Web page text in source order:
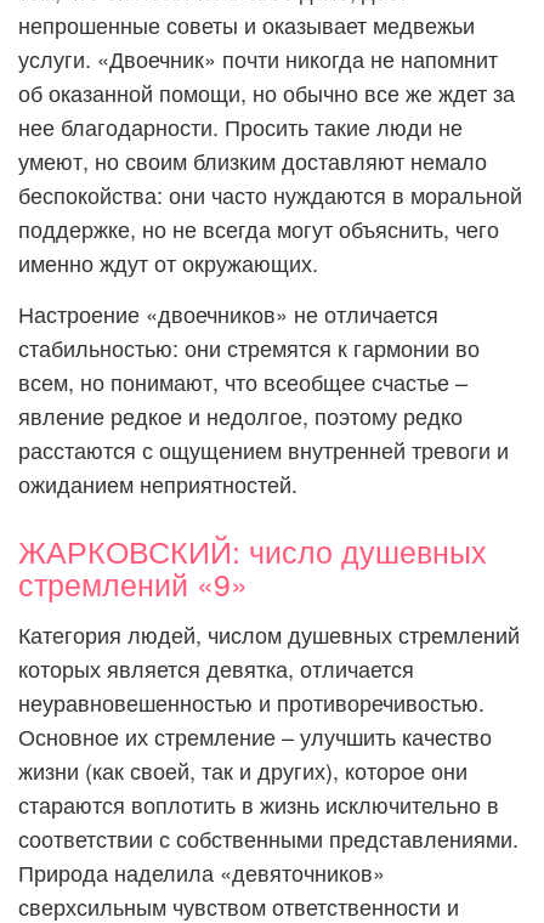
непрошенные советы и оказывает медвежьи
услуги. «Двоечник» почти никогда не напомнит
об оказанной помощи, но обычно все же ждет за
нее благодарности. Просить такие люди не
умеют, но своим близким доставляют немало
беспокойства: они часто нуждаются в моральной
поддержке, но не всегда могут объяснить, чего
именно ждут от окружающих.
Настроение «двоечников» не отличается
стабильностью: они стремятся к гармонии во
всем, но понимают, что всеобщее счастье –
явление редкое и недолгое, поэтому редко
расстаются с ощущением внутренней тревоги и
ожиданием неприятностей.
ЖАРКОВСКИЙ: число душевных
стремлений «9»
Категория людей, числом душевных стремлений
которых является девятка, отличается
неуравновешенностью и противоречивостью.
Основное их стремление – улучшить качество
жизни (как своей, так и других), которое они
стараются воплотить в жизнь исключительно в
соответствии с собственными представлениями.
Природа наделила «девяточников»
сверхсильным чувством ответственности и